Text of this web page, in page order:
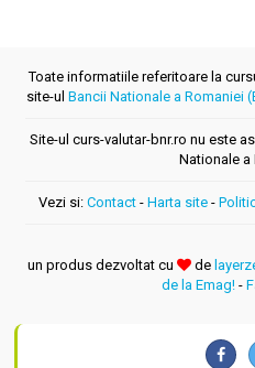
Toate informatiile referitoare la
site-ul Bancii Nationale a Romaniei
Site-ul curs-valutar-bnr.ro nu este
Nationale a
Vezi si: Contact - Harta site -
un produs dezvoltat cu de
de la Emag!-